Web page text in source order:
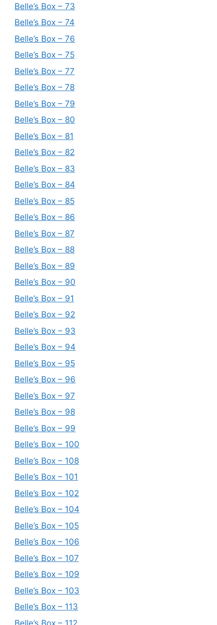
Belle’s Box – 73
Belle’s Box – 74
Belle’s Box – 76
Belle’s Box – 75
Belle’s Box – 77
Belle’s Box – 78
Belle’s Box – 79
Belle’s Box – 80
Belle’s Box – 81
Belle’s Box – 82
Belle’s Box – 83
Belle’s Box – 84
Belle’s Box – 85
Belle’s Box – 86
Belle’s Box – 87
Belle’s Box – 88
Belle’s Box – 89
Belle’s Box – 90
Belle’s Box – 91
Belle’s Box – 92
Belle’s Box – 93
Belle’s Box – 94
Belle’s Box – 95
Belle’s Box – 96
Belle’s Box – 97
Belle’s Box – 98
Belle’s Box – 99
Belle’s Box – 100
Belle’s Box – 108
Belle’s Box – 101
Belle’s Box – 102
Belle’s Box – 104
Belle’s Box – 105
Belle’s Box – 106
Belle’s Box – 107
Belle’s Box – 109
Belle’s Box – 103
Belle’s Box – 113
Belle’s Box – 112